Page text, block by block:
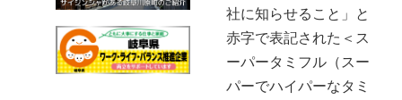
社に知らせること」と
赤字で表記された＜ス
ーパータミフル（スー
パーでハイパーなタミ